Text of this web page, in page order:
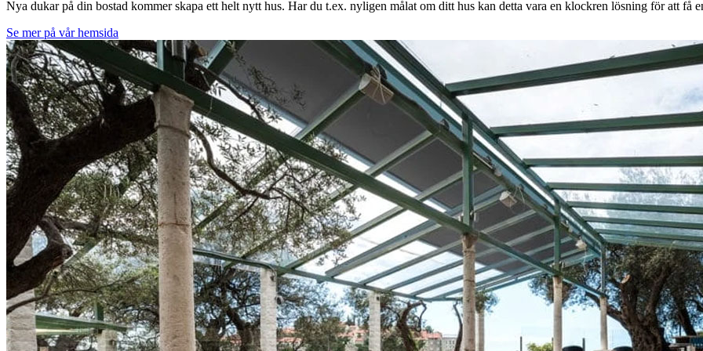
Nya dukar på din bostad kommer skapa ett helt nytt hus. Har du t.ex. nyligen målat om ditt hus kan detta vara en klockren lösning för att få
Se mer på vår hemsida